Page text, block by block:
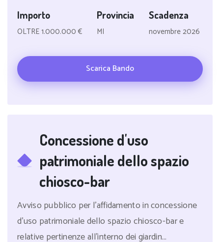
Importo
OLTRE 1.000.000 €
Provincia
MI
Scadenza
novembre 2026
Scarica Bando
Concessione d'uso
patrimoniale dello spazio
chiosco-bar
Avviso pubblico per l'affidamento in concessione
d'uso patrimoniale dello spazio chiosco-bar e
relative pertinenze all'interno dei giardin...